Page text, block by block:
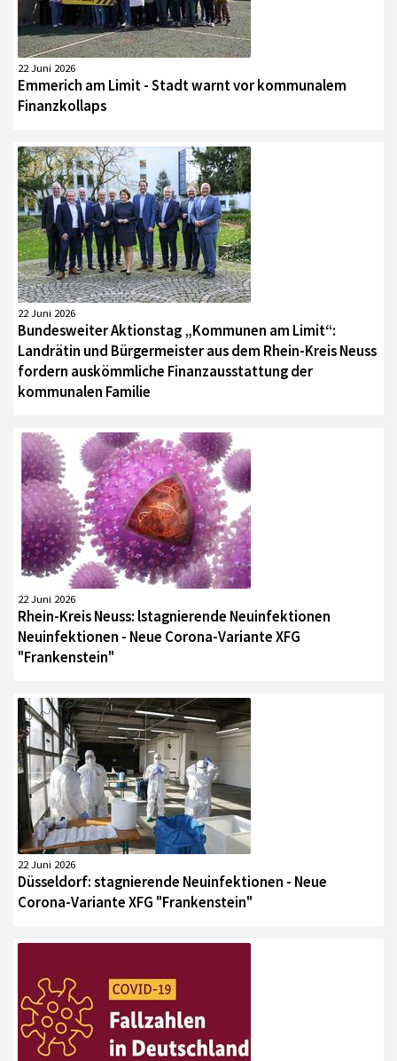
22 Juni 2026
Emmerich am Limit - Stadt warnt vor kommunalem
Finanzkollaps
22 Juni 2026
Bundesweiter Aktionstag „Kommunen am Limit“:
Landrätin und Bürgermeister aus dem Rhein-Kreis Neuss
fordern auskömmliche Finanzausstattung der
kommunalen Familie
22 Juni 2026
Rhein-Kreis Neuss: lstagnierende Neuinfektionen
Neuinfektionen - Neue Corona-Variante XFG
"Frankenstein"
22 Juni 2026
Düsseldorf: stagnierende Neuinfektionen - Neue
Corona-Variante XFG "Frankenstein"